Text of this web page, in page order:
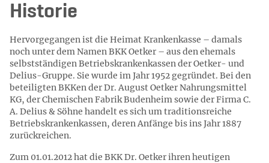
Historie
Hervorgegangen ist die Heimat Krankenkasse – damals
noch unter dem Namen BKK Oetker – aus den ehemals
selbstständigen Betriebskrankenkassen der Oetker- und
Delius-Gruppe. Sie wurde im Jahr 1952 gegründet. Bei den
beteiligten BKKen der Dr. August Oetker Nahrungsmittel
KG, der Chemischen Fabrik Budenheim sowie der Firma C.
A. Delius & Söhne handelt es sich um traditionsreiche
Betriebskrankenkassen, deren Anfänge bis ins Jahr 1887
zurückreichen.
Zum 01.01.2012 hat die BKK Dr. Oetker ihren heutigen